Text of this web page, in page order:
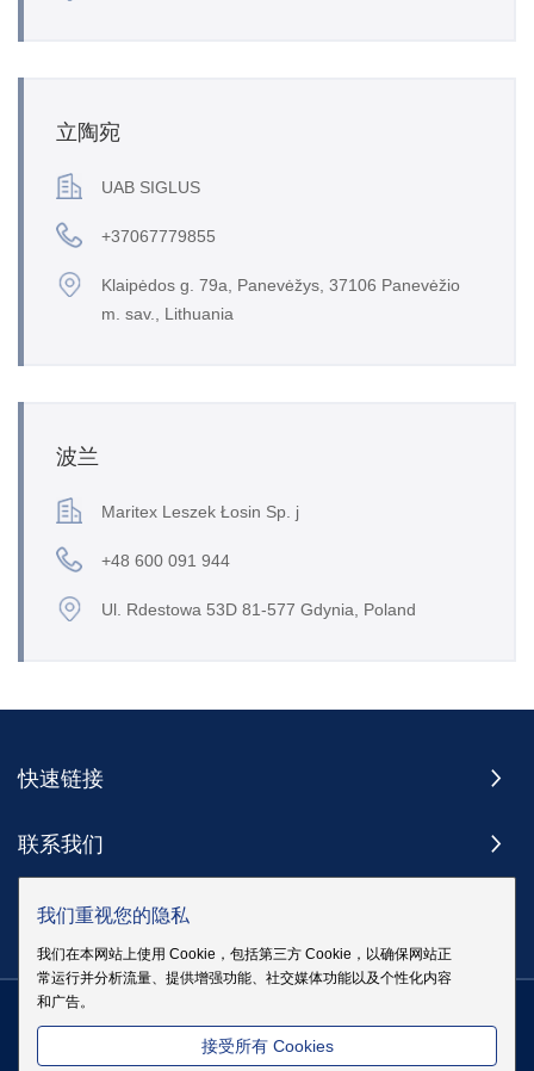
立陶宛
UAB SIGLUS
+37067779855
Klaipėdos g. 79a, Panevėžys, 37106 Panevėžio
m. sav., Lithuania
波兰
Maritex Leszek Łosin Sp. j
+48 600 091 944
Ul. Rdestowa 53D 81-577 Gdynia, Poland
快速链接
联系我们
订阅
版权 @ 伊戈尔电气股份有限公司版权所有| 站点地图 | 隐私政策 粤
我们重视您的隐私
我们在本网站上使用 Cookie，包括第三方 Cookie，以确保网站正
常运行并分析流量、提供增强功能、社交媒体功能以及个性化内容
和广告。
接受所有 Cookies